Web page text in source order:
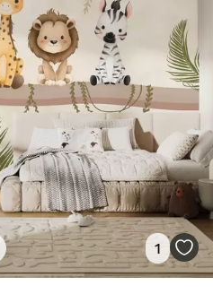
1